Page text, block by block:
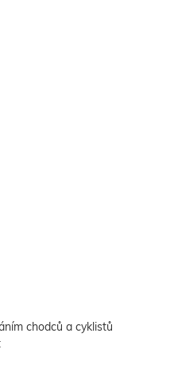
chodců a cyklistů